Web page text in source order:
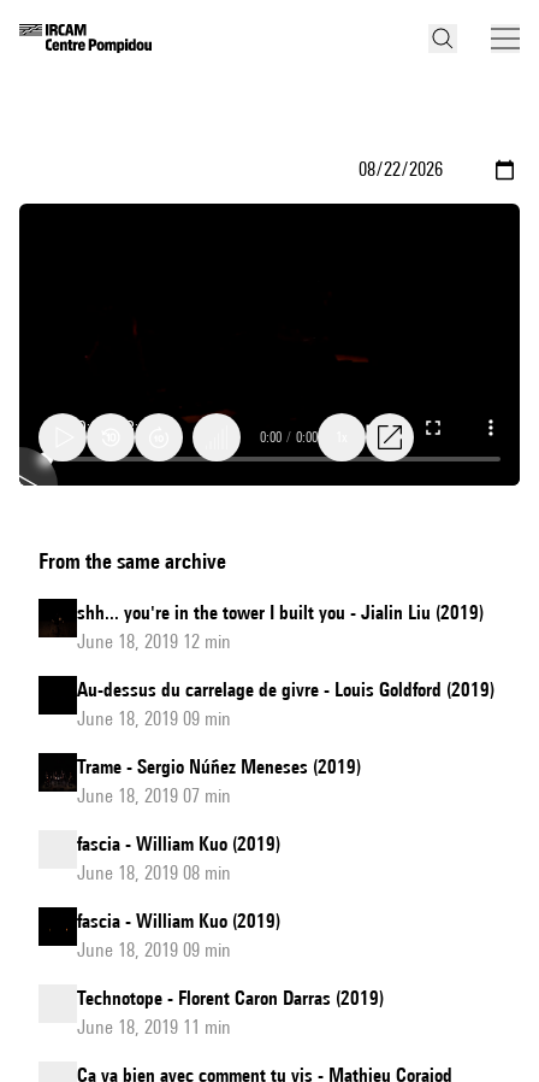
0:00 / 0:00
From the same archive
shh... you're in the tower I built you - Jialin Liu (2019)
June 18, 2019 12 min
Au-dessus du carrelage de givre - Louis Goldford (2019)
June 18, 2019 09 min
Trame - Sergio Núñez Meneses (2019)
June 18, 2019 07 min
fascia - William Kuo (2019)
June 18, 2019 08 min
fascia - William Kuo (2019)
June 18, 2019 09 min
Technotope - Florent Caron Darras (2019)
June 18, 2019 11 min
Ça va bien avec comment tu vis - Mathieu Corajod